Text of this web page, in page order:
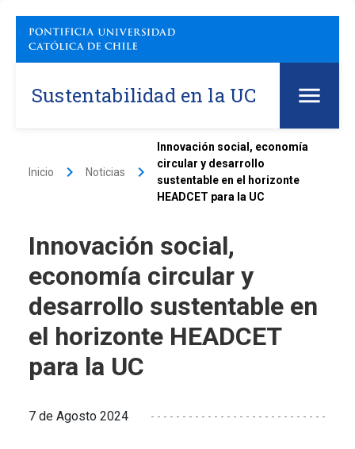
Sustentabilidad en la UC
Inicio keyboard_arrow_right Noticias keyboard_arrow_right
Innovación social, economía
circular y desarrollo
sustentable en el horizonte
HEADCET para la UC
Innovación social,
economía circular y
desarrollo sustentable en
el horizonte HEADCET
para la UC
7 de Agosto 2024